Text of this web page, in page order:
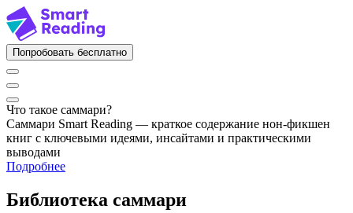
Попробовать бесплатно
Что такое саммари?
Саммари Smart Reading — краткое содержание нон-фикшен
книг с ключевыми идеями, инсайтами и практическими
выводами
Подробнее
Библиотека саммари